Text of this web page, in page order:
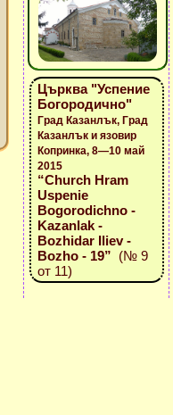
Църква "Успение
Богородично"
Град Казанлък, Град
Казанлък и язовир
Копринка, 8—10 май
2015
“Church Hram
Uspenie
Bogorodichno -
Kazanlak -
Bozhidar Iliev -
Bozho - 19” (№ 9
от 11)